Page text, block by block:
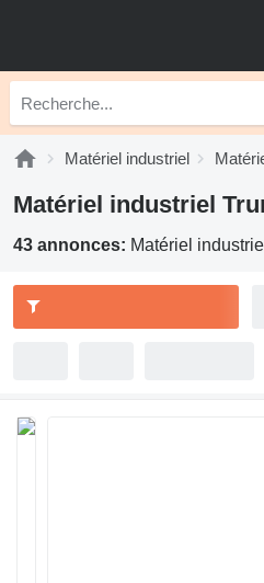
Matériel industriel
Matériel industriel
43 annonces: Matériel